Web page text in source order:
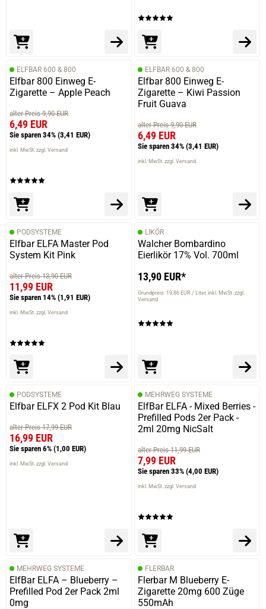
ELFBAR 600 & 800
Elfbar 800 Einweg E-
Zigarette – Apple Peach
alter Preis 9,90 EUR
6,49 EUR
Sie sparen 34% (3,41 EUR)
inkl. MwSt. zzgl. Versand
ELFBAR 600 & 800
Elfbar 800 Einweg E-
Zigarette – Kiwi Passion
Fruit Guava
alter Preis 9,90 EUR
6,49 EUR
Sie sparen 34% (3,41 EUR)
inkl. MwSt. zzgl. Versand
PODSYSTEME
Elfbar ELFA Master Pod
System Kit Pink
alter Preis 13,90 EUR
11,99 EUR
Sie sparen 14% (1,91 EUR)
inkl. MwSt. zzgl. Versand
LIKÖR
Walcher Bombardino
Eierlikör 17% Vol. 700ml
13,90 EUR*
Grundpreis: 19,86 EUR / Liter inkl. MwSt. zzgl.
Versand
PODSYSTEME
Elfbar ELFX 2 Pod Kit Blau
alter Preis 17,99 EUR
16,99 EUR
Sie sparen 6% (1,00 EUR)
inkl. MwSt. zzgl. Versand
MEHRWEG SYSTEME
ElfBar ELFA - Mixed Berries -
Prefilled Pods 2er Pack -
2ml 20mg NicSalt
alter Preis 11,99 EUR
7,99 EUR
Sie sparen 33% (4,00 EUR)
inkl. MwSt. zzgl. Versand
MEHRWEG SYSTEME
ElfBar ELFA – Blueberry –
Prefilled Pod 2er Pack 2ml
0mg
FLERBAR
Flerbar M Blueberry E-
Zigarette 20mg 600 Züge
550mAh